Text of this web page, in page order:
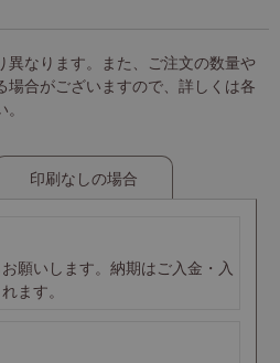
異なります。また、ご注文の数量や
場合がございますので、詳しくは各
印刷なしの場合
願いします。納期はご入金・入
ます。